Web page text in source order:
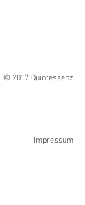
© 2017 Quintessenz
Impressum